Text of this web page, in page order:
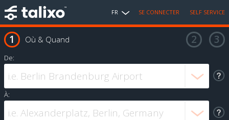
FR SE CONNECTER SELF SERVICE
Où & Quand
De:
À: